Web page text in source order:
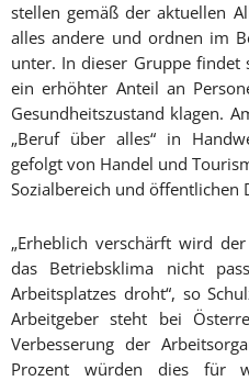
stellen gemäß der aktuellen
alles andere und ordnen im
unter. In dieser Gruppe findet
ein erhöhter Anteil an
Gesundheitszustand klagen.
„Beruf über alles“ in
gefolgt von Handel und
Sozialbereich und öffentlichen
„Erheblich verschärft wird
das Betriebsklima nicht
Arbeitsplatzes droht“, so
Arbeitgeber steht bei
Verbesserung der
Prozent würden dies für